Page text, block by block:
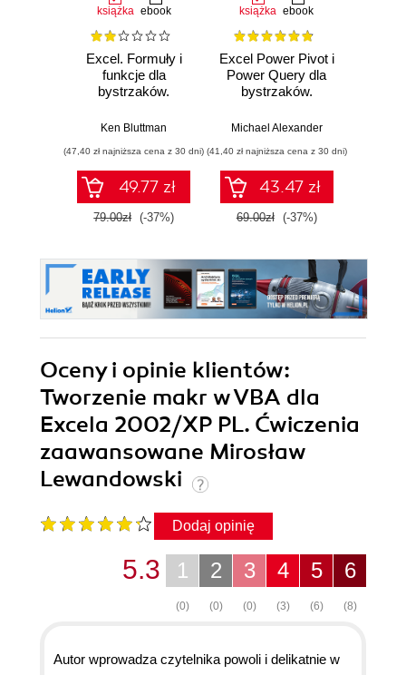
książka ebook
Excel. Formuły i
funkcje dla
bystrzaków.
Ken Bluttman
(47,40 zł najniższa cena z 30 dni)
49.77 zł
79.00zł (-37%)
książka ebook
Excel Power Pivot i
Power Query dla
bystrzaków.
Michael Alexander
(41,40 zł najniższa cena z 30 dni)
43.47 zł
69.00zł (-37%)
Oceny i opinie klientów:
Tworzenie makr w VBA dla
Excela 2002/XP PL. Ćwiczenia
zaawansowane Mirosław
Lewandowski
Dodaj opinię
6
(8)
5
(6)
4
(3)
3
(0)
2
(0)
1
(0)
5.3
Autor wprowadza czytelnika powoli i delikatnie w